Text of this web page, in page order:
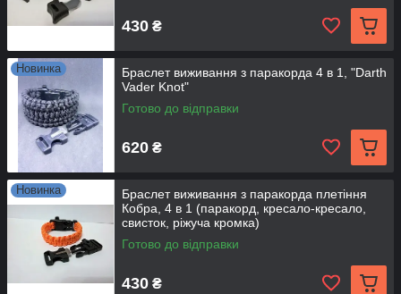
430 ₴
Новинка
Браслет виживання з паракорда 4 в 1, "Darth
Vader Knot"
Готово до відправки
620 ₴
Новинка
Браслет виживання з паракорда плетіння
Кобра, 4 в 1 (паракорд, кресало-кресало,
свисток, ріжуча кромка)
Готово до відправки
430 ₴